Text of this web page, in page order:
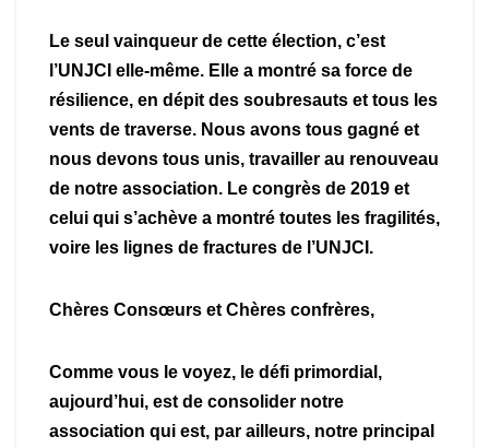
Le seul vainqueur de cette élection, c’est
l’UNJCI elle-même. Elle a montré sa force de
résilience, en dépit des soubresauts et tous les
vents de traverse. Nous avons tous gagné et
nous devons tous unis, travailler au renouveau
de notre association. Le congrès de 2019 et
celui qui s’achève a montré toutes les fragilités,
voire les lignes de fractures de l’UNJCI.
Chères Consœurs et Chères confrères,
Comme vous le voyez, le défi primordial,
aujourd’hui, est de consolider notre
association qui est, par ailleurs, notre principal